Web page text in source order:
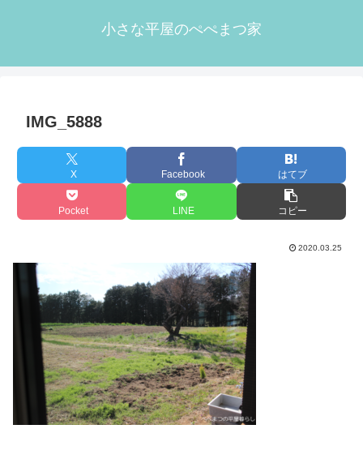
小さな平屋のぺぺまつ家
IMG_5888
X Facebook はてブ
Pocket LINE コピー
2020.03.25